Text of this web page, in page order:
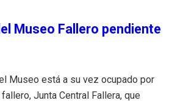
Museo Fallero pendiente
Museo está a su vez ocupado por
Junta Central Fallera, que